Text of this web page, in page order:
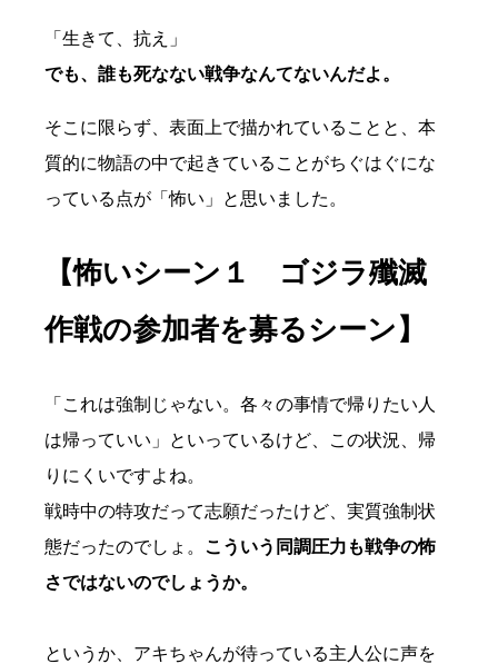
「生きて、抗え」
でも、誰も死なない戦争なんてないんだよ。
そこに限らず、表面上で描かれていることと、本
質的に物語の中で起きていることがちぐはぐにな
っている点が「怖い」と思いました。
【怖いシーン１ ゴジラ殲滅
作戦の参加者を募るシーン】
「これは強制じゃない。各々の事情で帰りたい人
は帰っていい」といっているけど、この状況、帰
りにくいですよね。
戦時中の特攻だって志願だったけど、実質強制状
態だったのでしょ。 こういう同調圧力も戦争の怖
さではないのでしょうか。
というか、アキちゃんが待っている主人公に声を